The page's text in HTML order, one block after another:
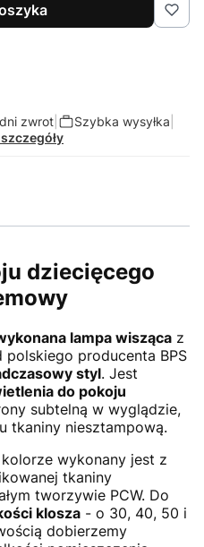
zwrot| Szybka wysyłka
dziecięcego
lampa wisząca z
producenta BPS
styl. Jest
do pokoju
subtelną w wyglądzie,
tkaniny niesztampową.
wykonany jest z
tkaniny
tworzywie PCW. Do
klosza - o 30, 40, 50 i
dobierzemy